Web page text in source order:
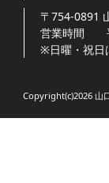
〒754-0891
営業時間
※日曜・祝日
Copyright(c)2026 山